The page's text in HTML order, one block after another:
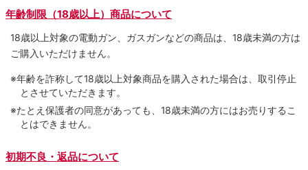
年齢制限（18歳以上）商品について
18歳以上対象の電動ガン、ガスガンなどの商品は、18歳未満の方は
ご購入いただけません。
※年齢を詐称して18歳以上対象商品を購入された場合は、取引停止
とさせていただきます。
※たとえ保護者の同意があっても、18歳未満の方にはお売りするこ
とはできません。
初期不良・返品について